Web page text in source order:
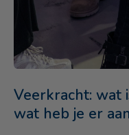
Veerkracht: wat
wat heb je er